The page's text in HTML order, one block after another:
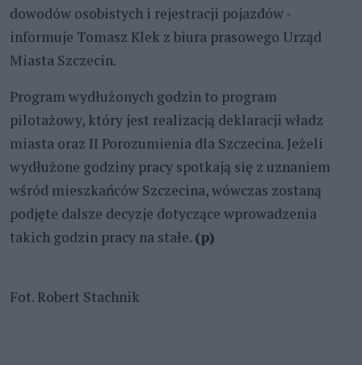
dowodów osobistych i rejestracji pojazdów -
informuje Tomasz Klek z biura prasowego Urząd
Miasta Szczecin.
Program wydłużonych godzin to program
pilotażowy, który jest realizacją deklaracji władz
miasta oraz II Porozumienia dla Szczecina. Jeżeli
wydłużone godziny pracy spotkają się z uznaniem
wśród mieszkańców Szczecina, wówczas zostaną
podjęte dalsze decyzje dotyczące wprowadzenia
takich godzin pracy na stałe. (p)
Fot. Robert Stachnik